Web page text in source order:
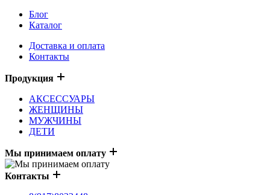
Блог
Каталог
Доставка и оплата
Контакты
Продукция
АКСЕССУАРЫ
ЖЕНЩИНЫ
МУЖЧИНЫ
ДЕТИ
Мы принимаем оплату
Контакты